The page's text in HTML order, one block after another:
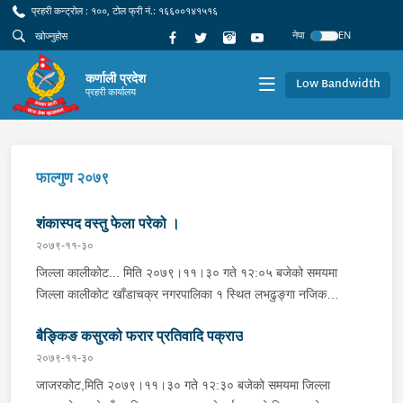
प्रहरी कन्ट्रोल : १००, टोल फ्री नं.: १६६००१४१५१६
नेपा
EN
कर्णाली प्रदेश
प्रहरी कार्यालय Low Bandwidth
फाल्गुण २०७९
शंकास्पद वस्तु फेला परेको ।
२०७९-११-३०
जिल्ला कालीकोट... मिति २०७९।११।३० गते १२:०५ बजेको समयमा
जिल्ला कालीकोट खाँडाचक्र नगरपालिका १ स्थित लभढुङ्गा नजिक
तार जोडीएको प्‍लाष्टिकले बेरिएको अवस्थामा शंकास्पद वस्तु फेला परेको र पुनः
माटोले छोपि राखेको भनि जंग बहादुर शाहिले जानकारी गराए पश्‍चात आर्मीको
टोलीसंग समन्वय गरी ५ जनाको प्रहरी टोली खटिएको छ ।
बैङ्किङ कसुरको फरार प्रतिवादि पक्राउ
२०७९-११-३०
जाजरकोट,मिति २०७९।११।३० गते १२:३० बजेको समयमा जिल्ला